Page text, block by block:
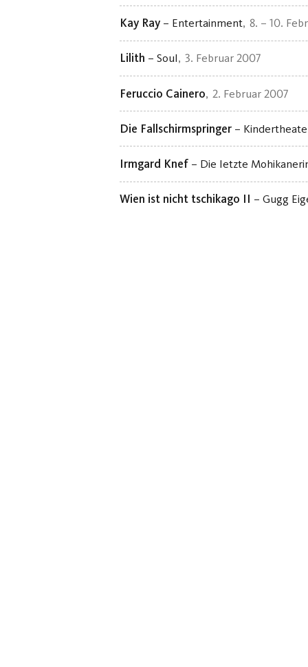
Kay Ray – Entertainment 8. – 10.
Lilith – Soul 3. Februar 2007
Feruccio Cainero 2. Februar 2007
Die Fallschirmspringer –
Irmgard Knef – Die letzte
Wien ist nicht tschikago II – Gugg